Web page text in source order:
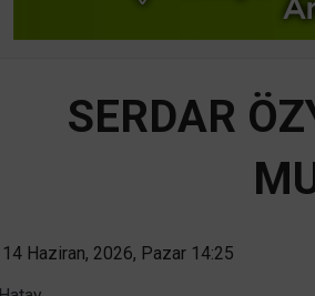
SERDAR
14 Haziran, 2026, Pazar 14:25